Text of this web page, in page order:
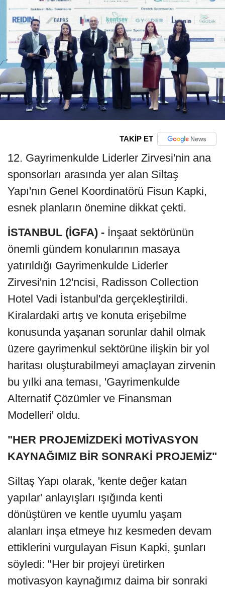
TAKİP ET
12. Gayrimenkulde Liderler Zirvesi'nin ana
sponsorları arasında yer alan Siltaş
Yapı'nın Genel Koordinatörü Fisun Kapki,
esnek planların önemine dikkat çekti.
İSTANBUL (İGFA) - İnşaat sektörünün
önemli gündem konularının masaya
yatırıldığı Gayrimenkulde Liderler
Zirvesi'nin 12'ncisi, Radisson Collection
Hotel Vadi İstanbul'da gerçekleştirildi.
Kiralardaki artış ve konuta erişebilme
konusunda yaşanan sorunlar dahil olmak
üzere gayrimenkul sektörüne ilişkin bir yol
haritası oluşturabilmeyi amaçlayan zirvenin
bu yılki ana teması, 'Gayrimenkulde
Alternatif Çözümler ve Finansman
Modelleri' oldu.
"HER PROJEMİZDEKİ MOTİVASYON
KAYNAĞIMIZ BİR SONRAKİ PROJEMİZ"
Siltaş Yapı olarak, 'kente değer katan
yapılar' anlayışları ışığında kenti
dönüştüren ve kentle uyumlu yaşam
alanları inşa etmeye hız kesmeden devam
ettiklerini vurgulayan Fisun Kapki, şunları
söyledi: "Her bir projeyi üretirken
motivasyon kaynağımız daima bir sonraki